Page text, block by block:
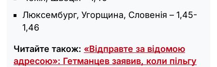
Люксембург, Угорщина, Словенія – 1,45-
1,46
Читайте також: «Відправте за відомою
адресою»: Гетманцев заявив, коли пільгу